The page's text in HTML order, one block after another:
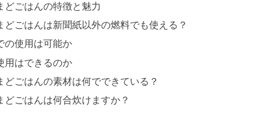
どごはんの特徴と魅力
どごはんは新聞紙以外の燃料でも使える？
の使用は可能か
用はできるのか
どごはんの素材は何でできている？
どごはんは何合炊けますか？